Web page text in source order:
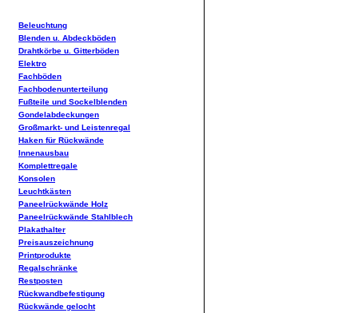
Beleuchtung
Blenden u. Abdeckböden
Drahtkörbe u. Gitterböden
Elektro
Fachböden
Fachbodenunterteilung
Fußteile und Sockelblenden
Gondelabdeckungen
Großmarkt- und Leistenregal
Haken für Rückwände
Innenausbau
Komplettregale
Konsolen
Leuchtkästen
Paneelrückwände Holz
Paneelrückwände Stahlblech
Plakathalter
Preisauszeichnung
Printprodukte
Regalschränke
Restposten
Rückwandbefestigung
Rückwände gelocht